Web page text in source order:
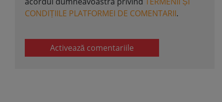
CONDIȚIILE PLATFORMEI DE COMENTARII.
Activează comentariile